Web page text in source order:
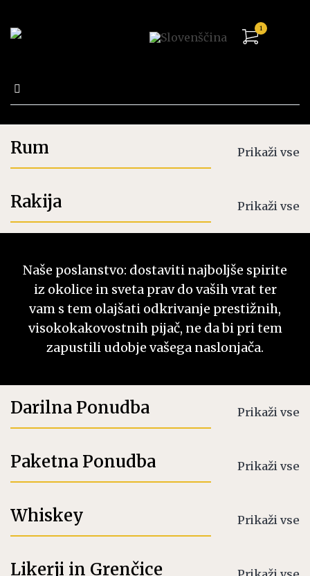
1
Rum Prikaži vse
Rakija Prikaži vse
Naše poslanstvo: dostaviti najboljše spirite
iz okolice in sveta prav do vaših vrat ter
vam s tem olajšati odkrivanje prestižnih,
visokokakovostnih pijač, ne da bi pri tem
zapustili udobje vašega naslonjača.
Darilna Ponudba Prikaži vse
Paketna Ponudba Prikaži vse
Whiskey Prikaži vse
Likerji in Grenčice